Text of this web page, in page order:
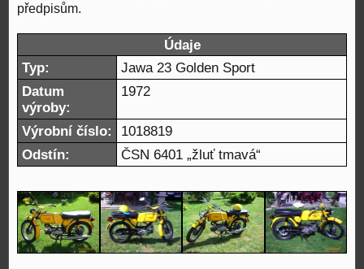
předpisům.
Údaje
Typ:
Jawa 23 Golden Sport
Datum
výroby:
1972
Výrobní číslo:
1018819
Odstín:
ČSN 6401 „žluť tmavá“